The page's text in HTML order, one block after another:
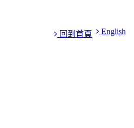
English
回到首頁